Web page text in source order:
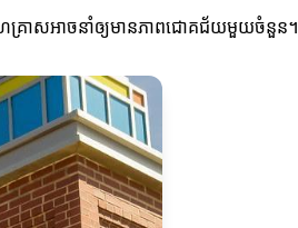
ហគ្រាសអាចនាំឲ្យមានភាពជោគជ័យមួយចំនួន។